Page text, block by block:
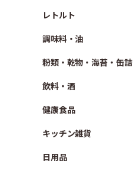
レトルト
調味料・油
粉類・乾物・海苔・缶詰
飲料・酒
健康食品
キッチン雑貨
日用品